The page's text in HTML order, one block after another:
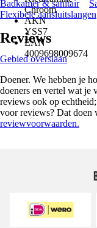
Chroom
AKN
YSS7
EAN
4009698009674
Badkamer & sanitair
Flexibele aansluitslangen
Reviews
Gebied overslaan
Doener. We hebben je
doeners en vertel wat je
reviews ook op
voor reviews? Dat doen
reviewvoorwaarden.